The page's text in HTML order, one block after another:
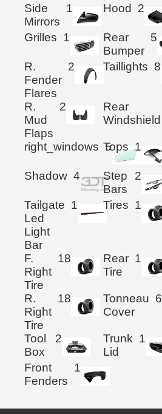
Side
Mirrors
1 Hood 2
Grilles 1
Rear
Bumper
5
R.
Fender
Flares
2 Taillights 8
R.
Mud
Flaps
2
Rear
Windshield
right_windows 5
Tops 1
Shadow 4
Step
Bars
2
Tailgate
Led
Light
Bar
1 Tires 1
F.
Right
Tire
18
Rear
Tire
1
R.
Right
Tire
18
Tonneau
Cover
6
Tool
Box
2
Trunk
Lid
1
Front
Fenders
1